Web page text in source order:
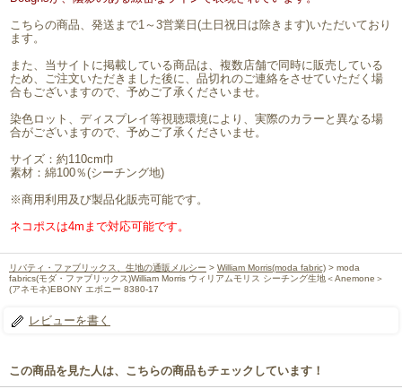
こちらの商品、発送まで1～3営業日(土日祝日は除きます)いただいており
ます。
また、当サイトに掲載している商品は、複数店舗で同時に販売している
ため、ご注文いただきました後に、品切れのご連絡をさせていただく場
合もございますので、予めご了承くださいませ。
染色ロット、ディスプレイ等視聴環境により、実際のカラーと異なる場
合がございますので、予めご了承くださいませ。
サイズ：約110cm巾
素材：綿100％(シーチング地)
※商用利用及び製品化販売可能です。
ネコポスは4mまで対応可能です。
リバティ・ファブリックス、生地の通販メルシー > William Morris(moda fabric) > moda
fabrics(モダ・ファブリックス)William Morris ウィリアムモリス シーチング生地＜Anemone＞
(アネモネ)EBONY エボニー 8380-17
レビューを書く
この商品を見た人は、こちらの商品もチェックしています！